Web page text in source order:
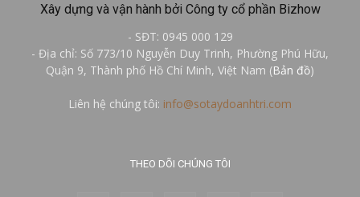
Xây dựng và vận hành bởi Công ty cổ phần Bizhow
- SĐT: 0945 000 129
- Địa chỉ: Số 773/10 Nguyễn Duy Trinh, Phường Phú Hữu,
Quận 9, Thành phố Hồ Chí Minh, Việt Nam (Bản đồ)
Liên hệ chúng tôi: info@sotaydoanhtri.com
THEO DÕI CHÚNG TÔI